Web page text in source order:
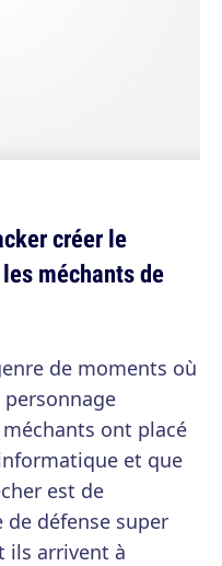
créer le
méchants de
de moments où
ont placé
et que
est de
défense super
ils arrivent à